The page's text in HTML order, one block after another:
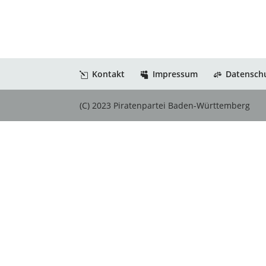
Kontakt Impressum
(C) 2023 Piratenpartei Baden-Württemberg